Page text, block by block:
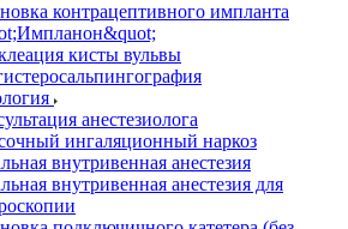
контрацептивного импланта
кисты вульвы
анестезиолога
ингаляционный наркоз
внутривенная анестезия
внутривенная анестезия для